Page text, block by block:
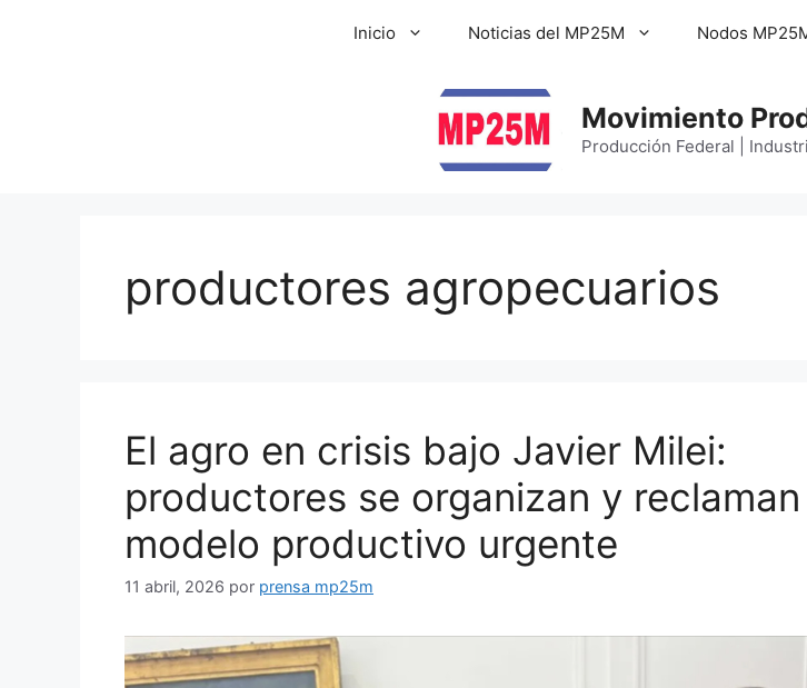
Inicio Noticias del MP25M Nodos
Movimiento
Producción Federal |
productores agropecuarios
El agro en crisis bajo Javier Milei:
productores se organizan y reclaman
modelo productivo urgente
11 abril, 2026 por prensa mp25m